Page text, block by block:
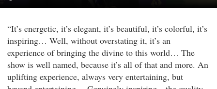
“It’s energetic, it’s elegant, it’s beautiful, it’s colorful, it’s
inspiring… Well, without overstating it, it’s an
experience of bringing the divine to this world… The
show is well named, because it’s all of that and more. An
uplifting experience, always very entertaining, but